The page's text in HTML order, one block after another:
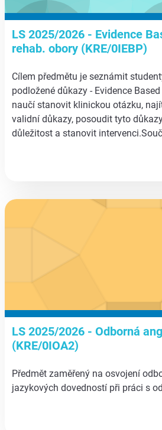
LS 2025/2026 - Evidence
rehab. obory (KRE/0IEBP)
Cílem předmětu je seznámit
podložené důkazy - Evidence
naučí stanovit klinickou otázku,
validní důkazy, posoudit tyto
důležitost a stanovit
aa
LS 2025/2026 - Odborná
(KRE/0IOA2)
Předmět zaměřený na osvojení
jazykových dovedností při práci s